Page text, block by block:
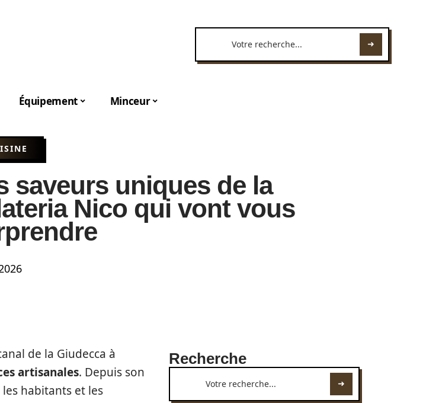
Équipement Minceur
saveurs uniques de la
Nico qui vont vous
de la Giudecca à
artisanales. Depuis son
habitants et les
Recherche